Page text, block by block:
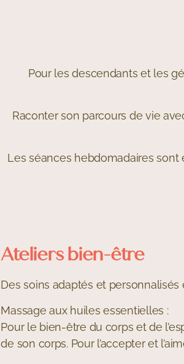
Pour les descendants et les
Raconter son parcours de vie
Les séances hebdomadaires sont
Ateliers bien-être
Des soins adaptés et
Massage aux huiles essentielles :
Pour le bien-être du corps et de
de son corps. Pour l’accepter et